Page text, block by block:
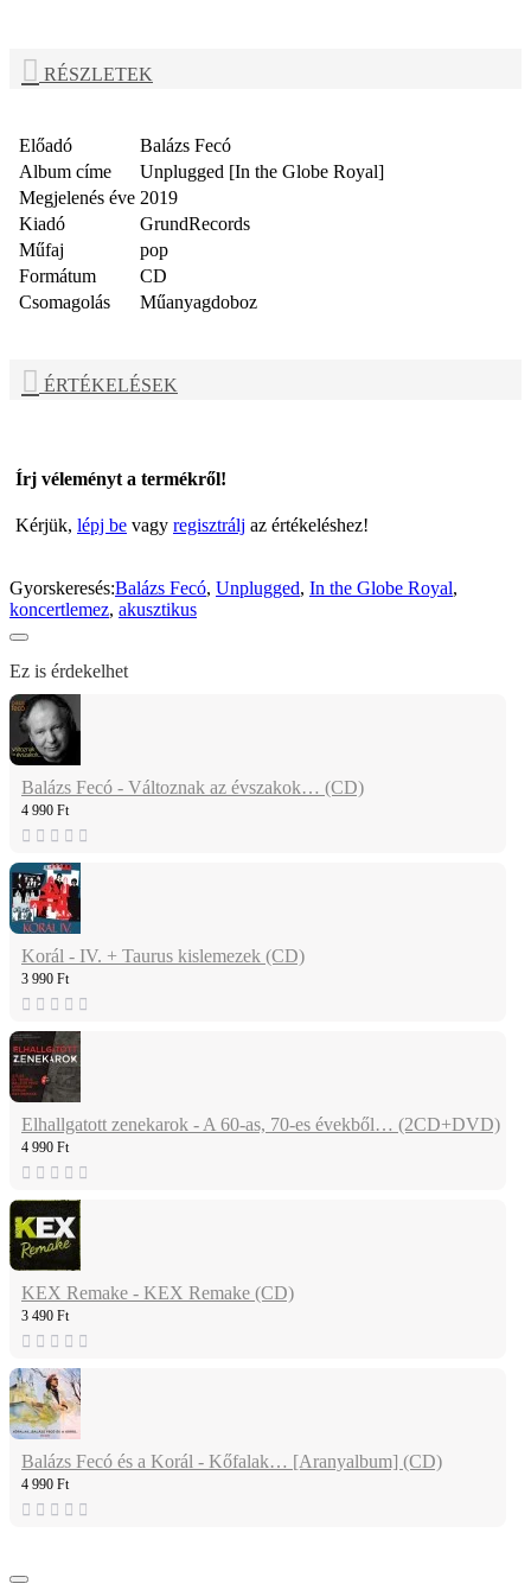
RÉSZLETEK
Előadó
Balázs Fecó
Album címe
Unplugged [In the Globe Royal]
Megjelenés éve 2019
Kiadó
GrundRecords
Műfaj
pop
Formátum
CD
Csomagolás
Műanyagdoboz
ÉRTÉKELÉSEK
Írj véleményt a termékről!
Kérjük, lépj be vagy regisztrálj az értékeléshez!
Gyorskeresés:Balázs Fecó, Unplugged, In the Globe Royal,
koncertlemez, akusztikus
Ez is érdekelhet
Balázs Fecó - Változnak az évszakok… (CD)
4 990 Ft
Korál - IV. + Taurus kislemezek (CD)
3 990 Ft
Elhallgatott zenekarok - A 60-as, 70-es évekből… (2CD+DVD)
4 990 Ft
KEX Remake - KEX Remake (CD)
3 490 Ft
Balázs Fecó és a Korál - Kőfalak… [Aranyalbum] (CD)
4 990 Ft